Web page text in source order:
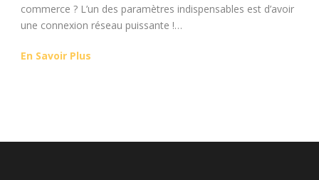
commerce ? L’un des paramètres indispensables est d’avoir
une connexion réseau puissante !…
En Savoir Plus